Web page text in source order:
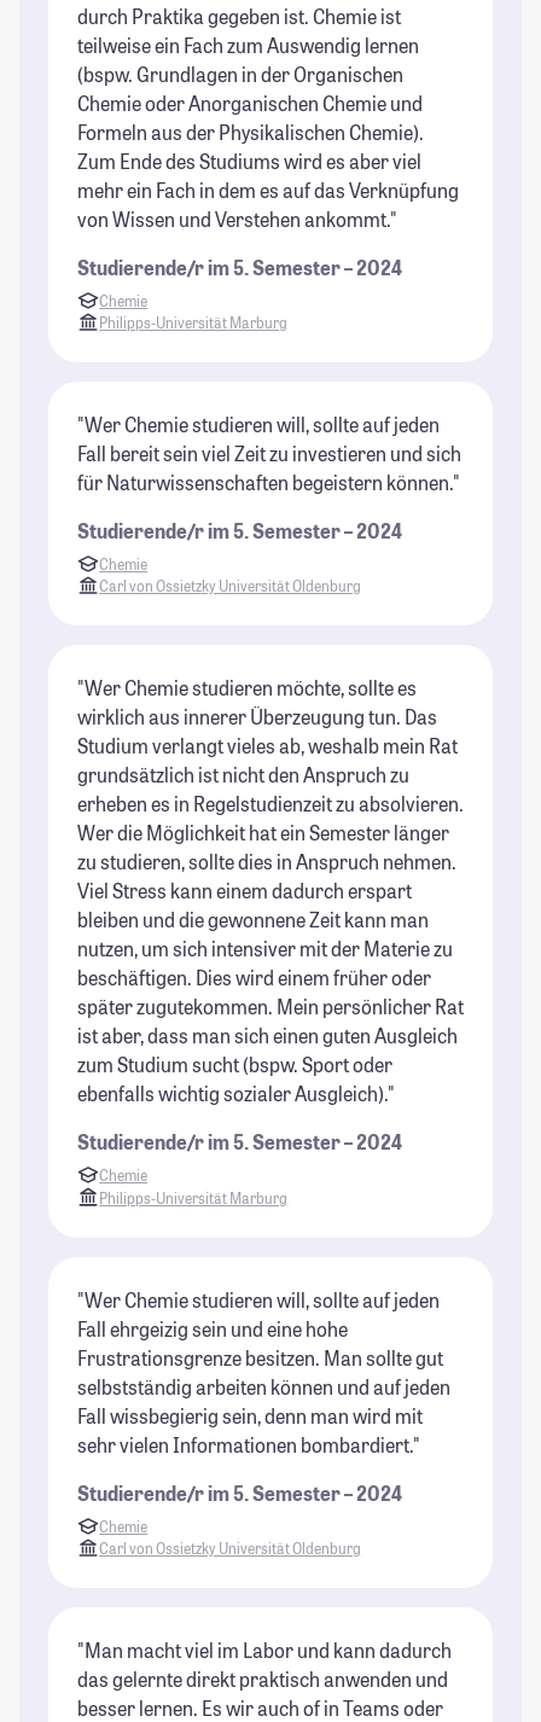
durch Praktika gegeben ist. Chemie ist
teilweise ein Fach zum Auswendig lernen
(bspw. Grundlagen in der Organischen
Chemie oder Anorganischen Chemie und
Formeln aus der Physikalischen Chemie).
Zum Ende des Studiums wird es aber viel
mehr ein Fach in dem es auf das Verknüpfung
von Wissen und Verstehen ankommt."
Studierende/r im 5. Semester – 2024
Chemie
Philipps-Universität Marburg
"Wer Chemie studieren will, sollte auf jeden
Fall bereit sein viel Zeit zu investieren und sich
für Naturwissenschaften begeistern können."
Studierende/r im 5. Semester – 2024
Chemie
Carl von Ossietzky Universität Oldenburg
"Wer Chemie studieren möchte, sollte es
wirklich aus innerer Überzeugung tun. Das
Studium verlangt vieles ab, weshalb mein Rat
grundsätzlich ist nicht den Anspruch zu
erheben es in Regelstudienzeit zu absolvieren.
Wer die Möglichkeit hat ein Semester länger
zu studieren, sollte dies in Anspruch nehmen.
Viel Stress kann einem dadurch erspart
bleiben und die gewonnene Zeit kann man
nutzen, um sich intensiver mit der Materie zu
beschäftigen. Dies wird einem früher oder
später zugutekommen. Mein persönlicher Rat
ist aber, dass man sich einen guten Ausgleich
zum Studium sucht (bspw. Sport oder
ebenfalls wichtig sozialer Ausgleich)."
Studierende/r im 5. Semester – 2024
Chemie
Philipps-Universität Marburg
"Wer Chemie studieren will, sollte auf jeden
Fall ehrgeizig sein und eine hohe
Frustrationsgrenze besitzen. Man sollte gut
selbstständig arbeiten können und auf jeden
Fall wissbegierig sein, denn man wird mit
sehr vielen Informationen bombardiert."
Studierende/r im 5. Semester – 2024
Chemie
Carl von Ossietzky Universität Oldenburg
"Man macht viel im Labor und kann dadurch
das gelernte direkt praktisch anwenden und
besser lernen. Es wir auch of in Teams oder